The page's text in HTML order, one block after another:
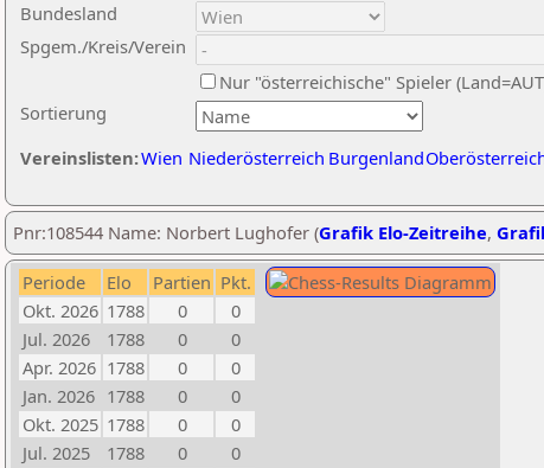
Sortierung
Bundesland
Spgem./Kreis/Verein
Nur "österreichische" Spieler
Vereinslisten:Wien Niederösterreich Burgenland
Pnr:108544 Name: Norbert Lughofer (Grafik Elo-Zeitreihe,
Periode Elo Partien Pkt.
Okt. 2026 1788 0
0
Jul. 2026
1788 0
0
Apr. 2026 1788 0
0
Jan. 2026 1788 0
0
Okt. 2025 1788 0
0
Jul. 2025
1788 0
0